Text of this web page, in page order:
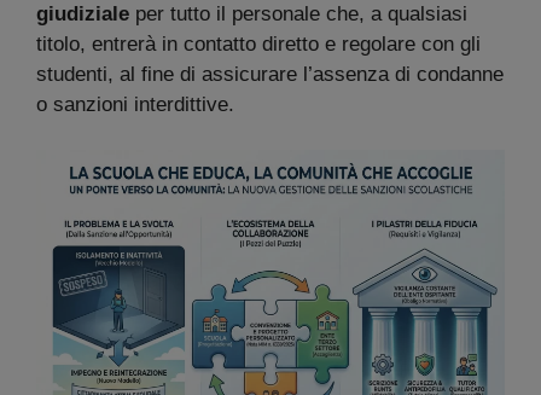
giudiziale per tutto il personale che, a qualsiasi
titolo, entrerà in contatto diretto e regolare con gli
studenti, al fine di assicurare l’assenza di condanne
o sanzioni interdittive.